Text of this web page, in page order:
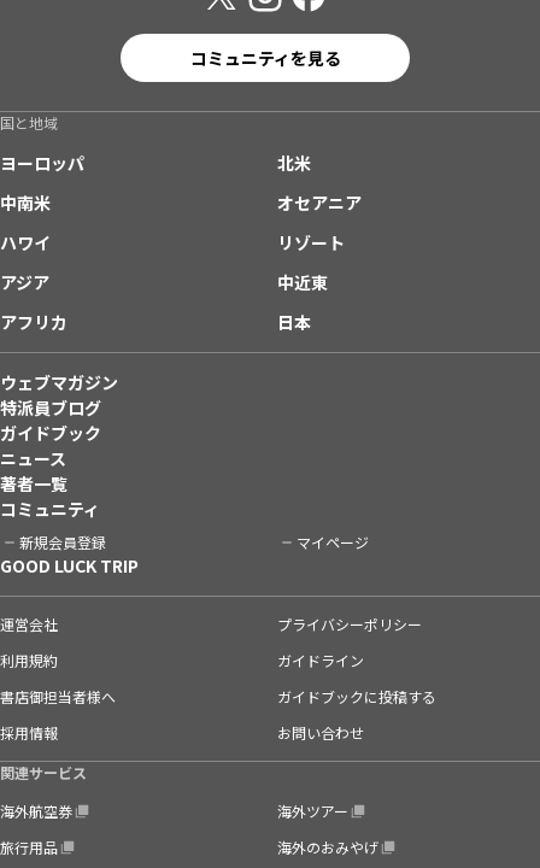
コミュニティを見る
国と地域
ヨーロッパ
北米
中南米
オセアニア
ハワイ
リゾート
アジア
中近東
アフリカ
日本
ウェブマガジン
特派員ブログ
ガイドブック
ニュース
著者一覧
コミュニティ
新規会員登録 マイページ
GOOD LUCK TRIP
運営会社
プライバシーポリシー
利用規約
ガイドライン
書店御担当者様へ
ガイドブックに投稿する
採用情報
お問い合わせ
関連サービス
海外航空券
海外ツアー
旅行用品
海外のおみやげ